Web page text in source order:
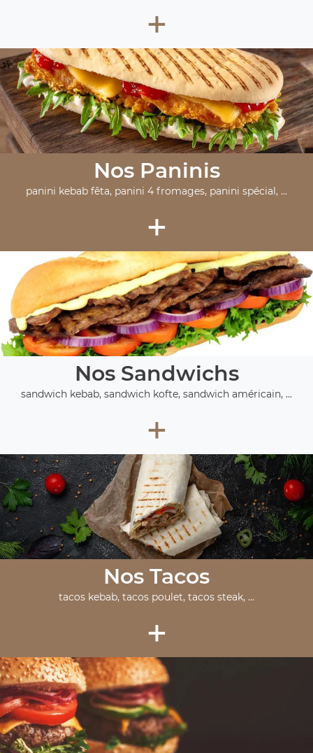
+
Nos Paninis
panini kebab fêta, panini 4 fromages, panini spécial, ...
+
Nos Sandwichs
sandwich kebab, sandwich kofte, sandwich américain, ...
+
Nos Tacos
tacos kebab, tacos poulet, tacos steak, ...
+